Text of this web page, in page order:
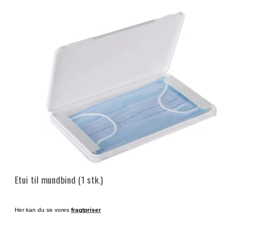
Etui til mundbind (1 stk.)
Her kan du se vores fragtpriser